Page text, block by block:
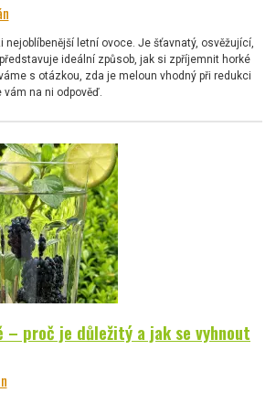
letní ovoce. Je šťavnatý, osvěžující,
ideální způsob, jak si zpříjemnit horké
s otázkou, zda je meloun vhodný při redukci
na ni odpověď.
– proč je důležitý a jak se vyhnout